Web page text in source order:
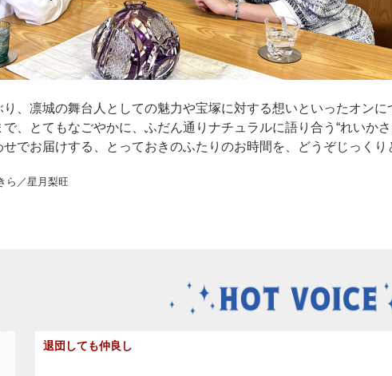
、凛城の舞台人としての魅力や宝塚に対する想いといったオン
で、とてもなごやかに、ふだん通りナチュラルに語り合う“れいか
でお届けする、とっておきのふたりのお時間を、どうぞじっくり
ら／星月梨旺
退団しても仲良し